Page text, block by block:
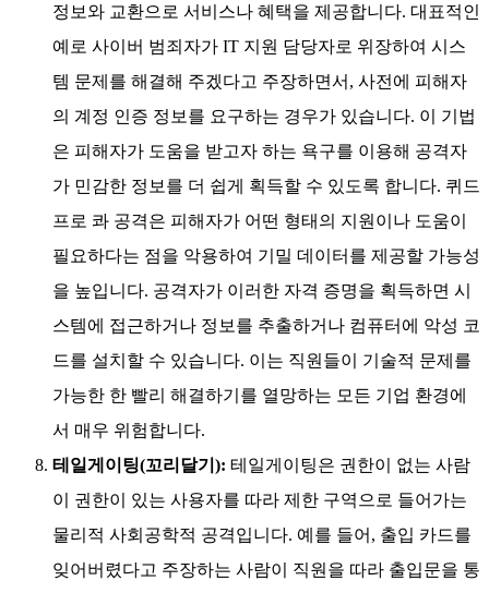
정보와 교환으로 서비스나 혜택을 제공합니다. 대표적인
예로 사이버 범죄자가 IT 지원 담당자로 위장하여 시스
템 문제를 해결해 주겠다고 주장하면서, 사전에 피해자
의 계정 인증 정보를 요구하는 경우가 있습니다. 이 기법
은 피해자가 도움을 받고자 하는 욕구를 이용해 공격자
가 민감한 정보를 더 쉽게 획득할 수 있도록 합니다. 퀴드
프로 콰 공격은 피해자가 어떤 형태의 지원이나 도움이
필요하다는 점을 악용하여 기밀 데이터를 제공할 가능성
을 높입니다. 공격자가 이러한 자격 증명을 획득하면 시
스템에 접근하거나 정보를 추출하거나 컴퓨터에 악성 코
드를 설치할 수 있습니다. 이는 직원들이 기술적 문제를
가능한 한 빨리 해결하기를 열망하는 모든 기업 환경에
서 매우 위험합니다.
테일게이팅(꼬리달기): 테일게이팅은 권한이 없는 사람
이 권한이 있는 사용자를 따라 제한 구역으로 들어가는
물리적 사회공학적 공격입니다. 예를 들어, 출입 카드를
잊어버렸다고 주장하는 사람이 직원을 따라 출입문을 통